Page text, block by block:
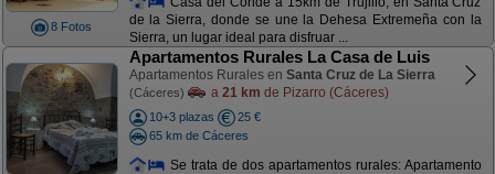
8 Fotos
de la Sierra, donde se une la Dehesa Extremeña con la
Sierra, un lugar ideal para disfruar ...
Apartamentos Rurales La Casa de Luis
Apartamentos Rurales en Santa Cruz de La Sierra
(Cáceres) a 21 km de Pizarro (Cáceres)
10+3 plazas
25 €
65 km de Cáceres
Se trata de dos apartamentos rurales: Apartamento